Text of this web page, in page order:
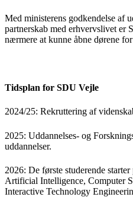
Med ministerens godkendelse af
partnerskab med erhvervslivet er
nærmere at kunne åbne dørene
Tidsplan for SDU Vejle
2024/25: Rekruttering af
2025: Uddannelses- og
uddannelser.
2026: De første studerende
Artificial Intelligence, Computer
Interactive Technology